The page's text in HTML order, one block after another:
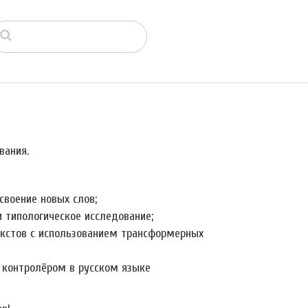
новых слов;
исследование;
с использованием трансформерных
в русском языке